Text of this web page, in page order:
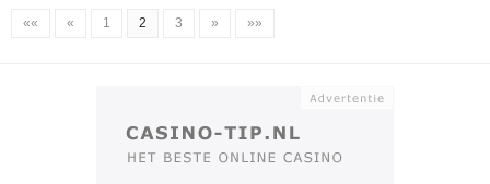
«« « 1 2 3 » »»